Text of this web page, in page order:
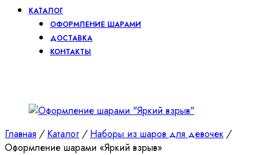
КАТАЛОГ
ОФОРМЛЕНИЕ ШАРАМИ
ДОСТАВКА
КОНТАКТЫ
Главная / Каталог / Наборы из шаров для девочек /
Оформление шарами «Яркий взрыв»